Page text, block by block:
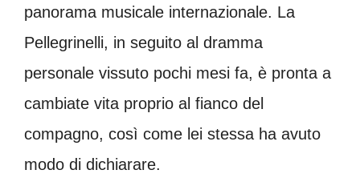
panorama musicale internazionale. La
Pellegrinelli, in seguito al dramma
personale vissuto pochi mesi fa, è pronta a
cambiate vita proprio al fianco del
compagno, così come lei stessa ha avuto
modo di dichiarare.